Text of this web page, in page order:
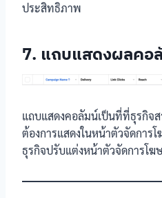
ประสิทธิภาพ
7. แถบแสดงผลคอ
แถบแสดงคอลัมน์เป็นที่ที่ธุรกิจ
ต้องการแสดงในหน้าตัวจัดกา
ธุรกิจปรับแต่งหน้าตัวจัดการโฆ